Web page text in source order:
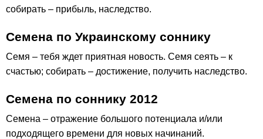
собирать – прибыль, наследство.
Семена по Украинскому соннику
Семя – тебя ждет приятная новость. Семя сеять – к
счастью; собирать – достижение, получить наследство.
Семена по соннику 2012
Семена – отражение большого потенциала и/или
подходящего времени для новых начинаний.